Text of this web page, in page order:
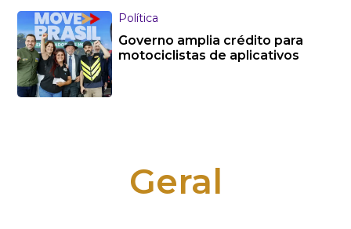
Política
Governo amplia crédito para
motociclistas de aplicativos
Geral